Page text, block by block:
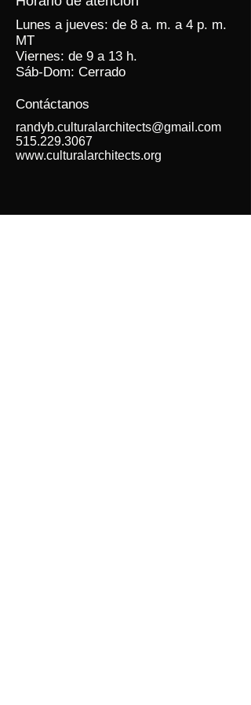
envíos es una excelente manera de
generar confianza y asegurarles a sus
clientes que pueden comprar con
tranquilidad.
Lunes a jueves: de 8 a. m. a 4 p. m.
MT
Viernes: de 9 a 13 h.
Sáb-Dom: Cerrado
Contáctanos
randyb.culturalarchitects@gmail.com
515.229.3067
www.culturalarchitects.org